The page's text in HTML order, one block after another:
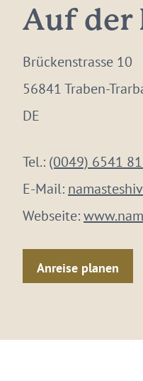
Auf der
Brückenstrasse 10
56841 Traben-
DE
Tel.: (0049) 6541
E-Mail:
Webseite:
Anreise planen